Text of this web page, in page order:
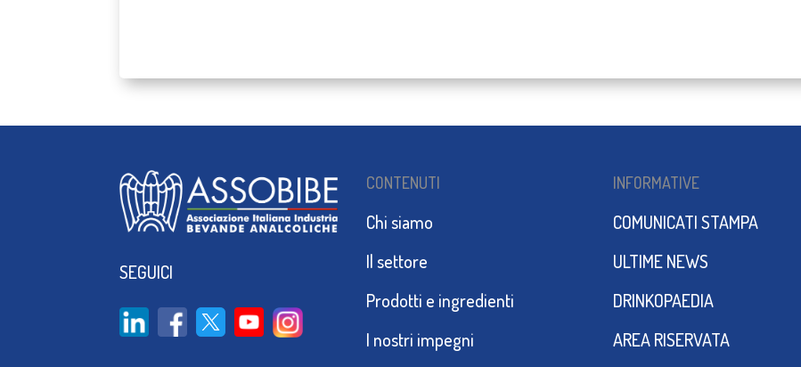
SEGUICI
CONTENUTI
Chi siamo
Il settore
Prodotti e ingredienti
I nostri impegni
INFORMATIVE
COMUNICATI STAMPA
ULTIME NEWS
DRINKOPAEDIA
AREA RISERVATA